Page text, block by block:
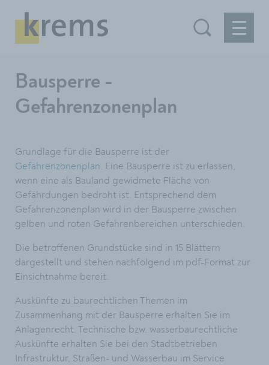
Bausperre -
Gefahrenzonenplan
Grundlage für die Bausperre ist der
Gefahrenzonenplan. Eine Bausperre ist zu erlassen,
wenn eine als Bauland gewidmete Fläche von
Gefährdungen bedroht ist. Entsprechend dem
Gefahrenzonenplan wird in der Bausperre zwischen
gelben und roten Gefahrenbereichen unterschieden.
Die betroffenen Grundstücke sind in 15 Blättern
dargestellt und stehen nachfolgend im pdf-Format zur
Einsichtnahme bereit.
Auskünfte zu baurechtlichen Themen im
Zusammenhang mit der Bausperre erhalten Sie im
Anlagenrecht. Technische bzw. wasserbaurechtliche
Auskünfte erhalten Sie bei den Stadtbetrieben
Infrastruktur, Straßen- und Wasserbau im Service